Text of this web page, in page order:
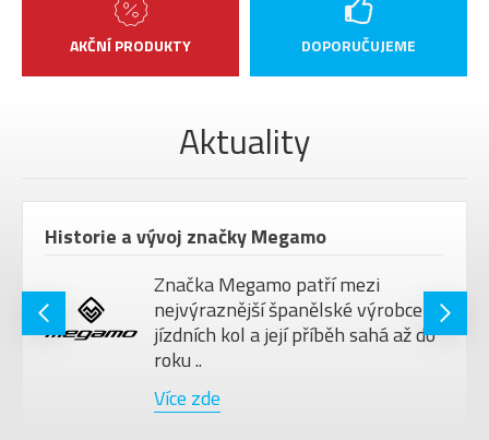
AKČNÍ PRODUKTY DOPORUČUJEME
Aktuality
Historie a vývoj značky Megamo
Značka Megamo patří mezi
nejvýraznější španělské výrobce
jízdních kol a její příběh sahá až do
roku ..
Více zde